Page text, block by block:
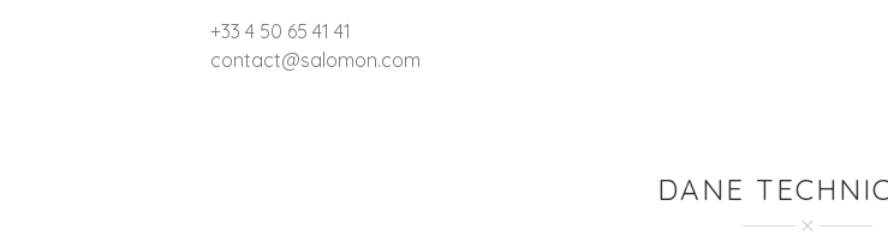
+33 4 50 65 41 41
contact@salomon.com
DANE